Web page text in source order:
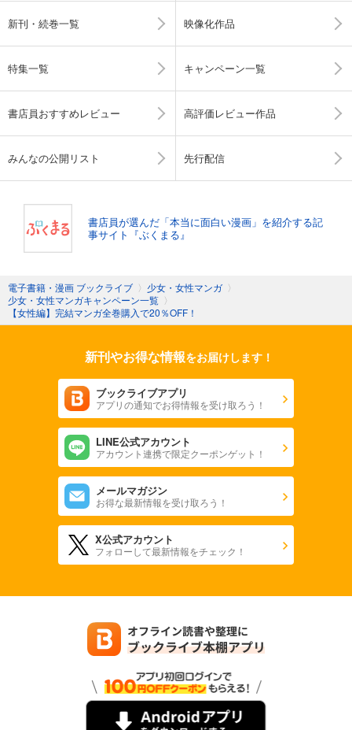
新刊・続巻一覧 映像化作品
特集一覧 キャンペーン一覧
書店員おすすめレビュー 高評価レビュー作品
みんなの公開リスト 先行配信
書店員が選んだ「本当に面白い漫画」を紹介する記
事サイト『ぶくまる』
電子書籍・漫画 ブックライブ 〉 少女・女性マンガ 〉
少女・女性マンガキャンペーン一覧 〉
【女性編】完結マンガ全巻購入で20％OFF！
新刊やお得な情報をお届けします！
ブックライブアプリ
アプリの通知でお得情報を受け取ろう！
LINE公式アカウント
アカウント連携で限定クーポンゲット！
メールマガジン
お得な最新情報を受け取ろう！
X公式アカウント
フォローして最新情報をチェック！